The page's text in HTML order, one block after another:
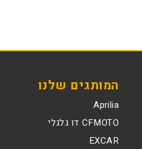
המותגים שלנו
Aprilia
CFMOTO דו גלגלי
EXCAR